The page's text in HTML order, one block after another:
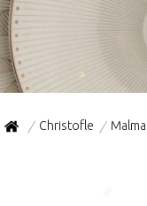
/ Christofle /